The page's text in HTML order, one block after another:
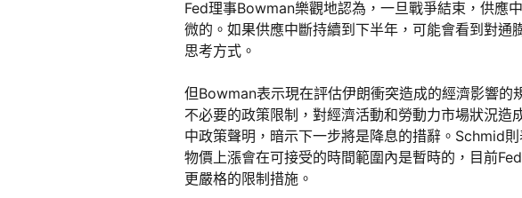
Fed理事Bowman樂觀地認為，一旦戰爭結束，供應
微的。如果供應中斷持續到下半年，可能會看到對
思考方式。
但Bowman表示現在評估伊朗衝突造成的經濟影響
不必要的政策限制，對經濟活動和勞動力市場狀況
中政策聲明，暗示下一步將是降息的措辭。Schmid
物價上漲會在可接受的時間範圍內是暫時的，目前
更嚴格的限制措施。